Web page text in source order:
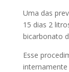
Uma das
15 dias 2
bicarbonato
Esse